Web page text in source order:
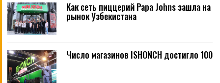
Как сеть пиццерий Papa Johns зашла на
рынок Узбекистана
Число магазинов ISHONCH достигло 100